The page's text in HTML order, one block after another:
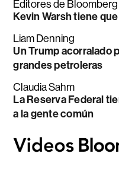
Editores de
Kevin Warsh tiene
Liam Denning
Un Trump acorralado
grandes petroleras
Claudia Sahm
La Reserva Federal
a la gente común